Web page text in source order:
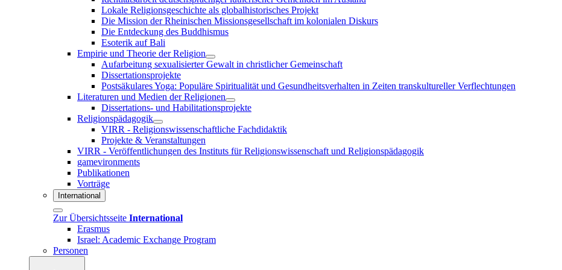
Lokale Religionsgeschichte als globalhistorisches Projekt
Die Mission der Rheinischen Missionsgesellschaft im kolonialen Diskurs
Die Entdeckung des Buddhismus
Esoterik auf Bali
Empirie und Theorie der Religion
Aufarbeitung sexualisierter Gewalt in christlicher Gemeinschaft
Dissertationsprojekte
Postsäkulares Yoga: Populäre Spiritualität und Gesundheitsverhalten in Zeiten transkultureller Verflechtungen
Literaturen und Medien der Religionen
Dissertations- und Habilitationsprojekte
Religionspädagogik
VIRR - Religionswissenschaftliche Fachdidaktik
Projekte & Veranstaltungen
VIRR - Veröffentlichungen des Instituts für Religionswissenschaft und Religionspädagogik
gamevironments
Publikationen
Vorträge
International
Zur Übersichtsseite International
Erasmus
Israel: Academic Exchange Program
Personen